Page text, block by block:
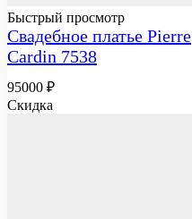
Быстрый просмотр
Свадебное платье Pierre
Cardin 7538
95000 ₽
Скидка